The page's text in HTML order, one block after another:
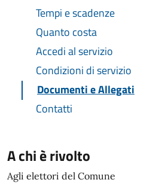
Tempi e scadenze
Quanto costa
Accedi al servizio
Condizioni di servizio
Documenti e Allegati
Contatti
A chi è rivolto
Agli elettori del Comune